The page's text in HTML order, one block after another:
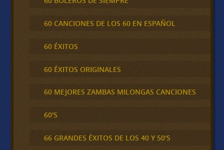
60 CANCIONES DE LOS 60 EN ESPAÑOL
60 ÉXITOS
60 ÉXITOS ORIGINALES
60 MEJORES ZAMBAS MILONGAS CANCIONES
60'S
66 GRANDES ÉXITOS DE LOS 40 Y 50'S